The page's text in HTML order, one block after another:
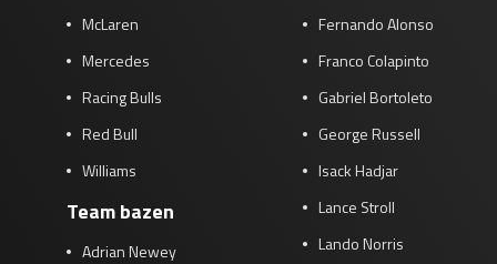
McLaren
Mercedes
Racing Bulls
Red Bull
Williams
Team bazen
Adrian Newey
Fernando Alonso
Franco Colapinto
Gabriel Bortoleto
George Russell
Isack Hadjar
Lance Stroll
Lando Norris